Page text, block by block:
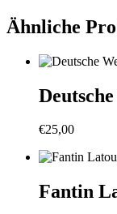
Ähnliche
€25,00
Fantin